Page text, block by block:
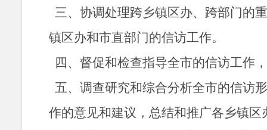
三、协调处理跨乡镇区办、跨部门的
镇区办和市直部门的信访工作。
四、督促和检查指导全市的信访工作
五、调查研究和综合分析全市的信访
作的意见和建议，总结和推广各乡镇